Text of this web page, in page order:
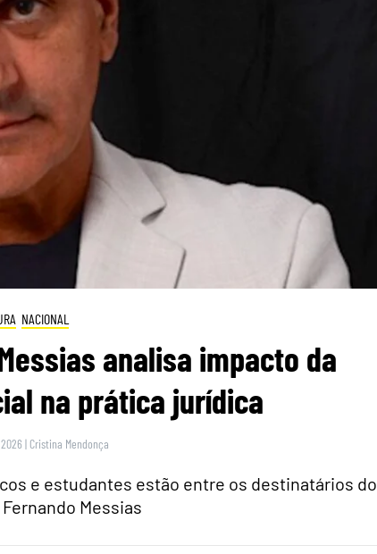
NACIONAL
analisa impacto da
na prática jurídica
| Cristina Mendonça
e estudantes estão entre os destinatários do
Messias